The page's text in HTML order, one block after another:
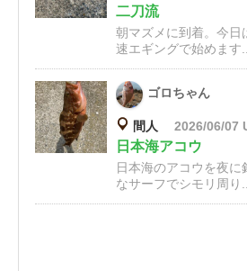
二刀流
朝マズメに到着。今日
速エギングで始めます
ゴロちゃん
間人 2026/06/07
日本海アコウ
日本海のアコウを夜
なサーフでシモリ周り